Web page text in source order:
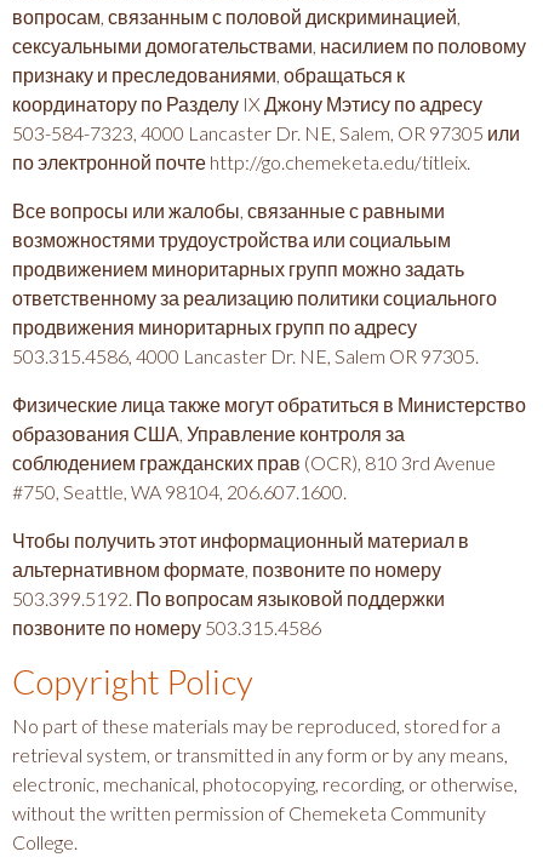
вопросам, связанным с половой дискриминацией,
сексуальными домогательствами, насилием по половому
признаку и преследованиями, обращаться к
координатору по Разделу IX Джону Мэтису по адресу
503-584-7323, 4000 Lancaster Dr. NE, Salem, OR 97305 или
по электронной почте http://go.chemeketa.edu/titleix.
Все вопросы или жалобы, связанные с равными
возможностями трудоустройства или социальым
продвижением миноритарных групп можно задать
ответственному за реализацию политики социального
продвижения миноритарных групп по адресу
503.315.4586, 4000 Lancaster Dr. NE, Salem OR 97305.
Физические лица также могут обратиться в Министерство
образования США, Управление контроля за
соблюдением гражданских прав (OCR), 810 3rd Avenue
#750, Seattle, WA 98104, 206.607.1600.
Чтобы получить этот информационный материал в
альтернативном формате, позвоните по номеру
503.399.5192. По вопросам языковой поддержки
позвоните по номеру 503.315.4586
Copyright Policy
No part of these materials may be reproduced, stored for a
retrieval system, or transmitted in any form or by any means,
electronic, mechanical, photocopying, recording, or otherwise,
without the written permission of Chemeketa Community
College.